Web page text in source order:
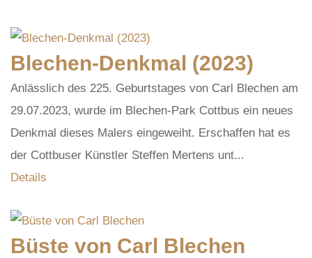
Blechen-Denkmal (2023)
Anlässlich des 225. Geburtstages von Carl Blechen am
29.07.2023, wurde im Blechen-Park Cottbus ein neues
Denkmal dieses Malers eingeweiht. Erschaffen hat es
der Cottbuser Künstler Steffen Mertens unt...
Details
Büste von Carl Blechen